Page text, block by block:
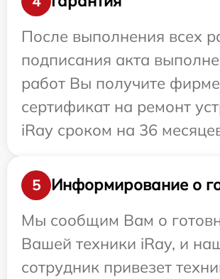
После выполнения всех
подписания акта
работ Вы получите
сертификат на ремонт
iRay сроком на 36
5
Информирование о
Мы сообщим Вам о
Вашей техники iRay, и
сотрудник привезет